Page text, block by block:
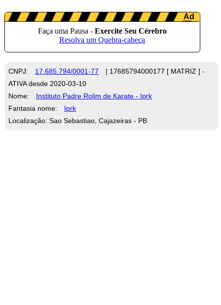
CNPJ: 17.685.794/0001-77
| 17685794000177 [ MATRIZ ] -
ATIVA desde 2020-03-10
Nome:
Instituto Padre Rolim de Karate - Iprk
Fantasia nome:
Iprk
Localização: Sao Sebastiao, Cajazeiras - PB